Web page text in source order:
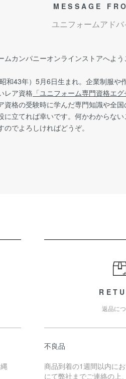
MESSAGE
ユニフォームアド
ムカンパニーオンラインストアへよ
和43年）5月6日生まれ。企業制服や
レア資格 「ユニフォーム専門資格エ
資格の受験時に学んだ専門知識や全
に立てれば幸いです。何かわからな
のでよろしければどうぞ。
返品に
不良品
商品到着の1週間以内に
にて弊社までご連絡の上